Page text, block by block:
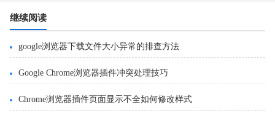
继续阅读
google浏览器下载文件大小异常的排查方法
Google Chrome浏览器插件冲突处理技巧
Chrome浏览器插件页面显示不全如何修改样式